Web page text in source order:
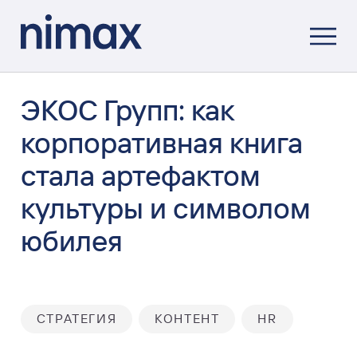
ЭКОС Групп: как
корпоративная книга
стала артефактом
культуры и символом
юбилея
СТРАТЕГИЯ КОНТЕНТ HR